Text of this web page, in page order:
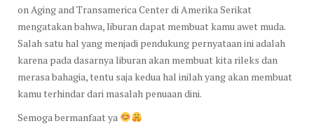
on Aging and Transamerica Center di Amerika Serikat
mengatakan bahwa, liburan dapat membuat kamu awet muda.
Salah satu hal yang menjadi pendukung pernyataan ini adalah
karena pada dasarnya liburan akan membuat kita rileks dan
merasa bahagia, tentu saja kedua hal inilah yang akan membuat
kamu terhindar dari masalah penuaan dini.
Semoga bermanfaat ya